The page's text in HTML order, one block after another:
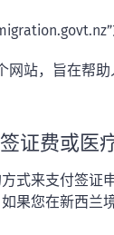
站，旨在帮
证费或医
式来支付签证
果您在新西兰